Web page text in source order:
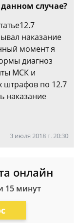
случае?
наказание
момент я
диагноз
МСК и
штрафов по 12.7
наказание
3 июля 2018 г. 20:30
онлайн
15 минут